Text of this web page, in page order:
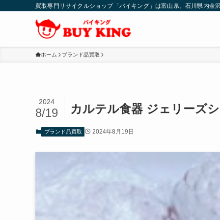
買取専門リサイクルショップ「バイキング」は富山県、石川県内
ホーム ブランド品買取
カルテル食器 ジェリーズ
2024
8/19
ブランド品買取 2024年8月19日